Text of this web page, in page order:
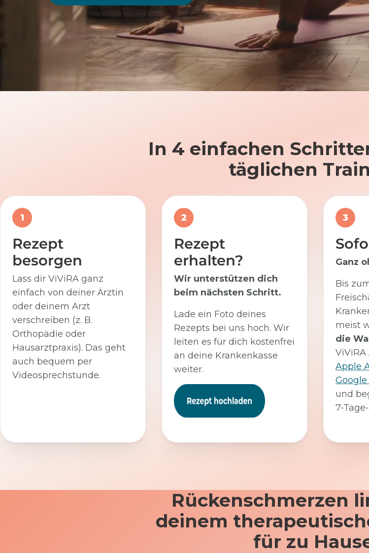
In 4 einfachen
täglichen
1
Rezept
besorgen
Lass dir ViViRA ganz
einfach von deiner Ärztin
oder deinem Arzt
verschreiben (z. B.
Orthopädie oder
Hausarztpraxis). Das geht
auch bequem per
Videosprechstunde.
2
Rezept
erhalten?
Wir unterstützen dich
beim nächsten Schritt.
Lade ein Foto deines
Rezepts bei uns hoch. Wir
leiten es für dich kostenfrei
an deine Krankenkasse
weiter.
3
Ganz
Bis
meist
die
Apple
und
7-
Rückenschmerzen
deinem
für zu